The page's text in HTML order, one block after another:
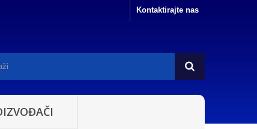
Kontaktirajte nas